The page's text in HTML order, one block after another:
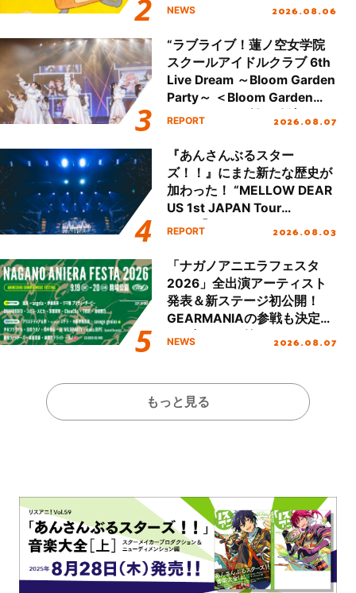
NEWS 2026.08.06
“ラブライブ！蓮ノ空女学院
スクールアイドルクラブ 6th
Live Dream ～Bloom Garden
Party～ ＜Bloom Garden
Party Stage／埼玉公演＞”
REPORT 2026.08.07
『あんさんぶるスター
ズ！！』にまた新たな歴史が
加わった！ “MELLOW DEAR
US 1st JAPAN Tour
Final「NICE to meet YOU
ート!!
REPORT 2026.08.03
「ナガノアニエラフェスタ
2026」全出演アーティスト
発表＆新ステージ初公開！
GEARMANIAの参戦も決定
し、初となる第3ステージの
NEWS 2026.08.07
もっと見る